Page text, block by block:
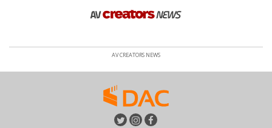
AV CREATORS NEWS